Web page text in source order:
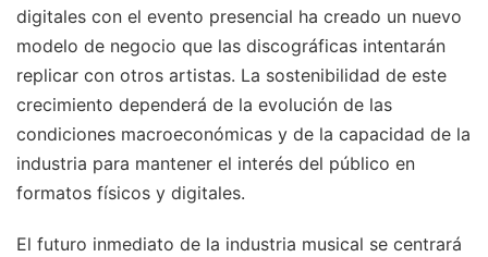
digitales con el evento presencial ha creado un nuevo
modelo de negocio que las discográficas intentarán
replicar con otros artistas. La sostenibilidad de este
crecimiento dependerá de la evolución de las
condiciones macroeconómicas y de la capacidad de la
industria para mantener el interés del público en
formatos físicos y digitales.
El futuro inmediato de la industria musical se centrará